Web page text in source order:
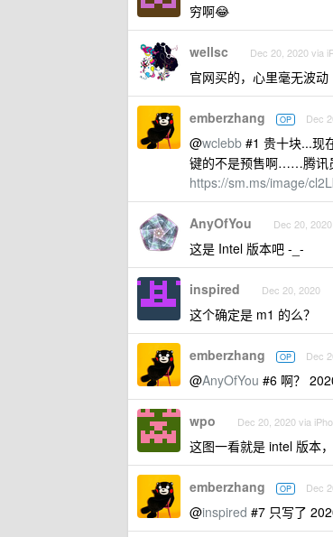
穷啊😂
wellsc Dec 20, 2020 via
官网买的，心里毫无波动
emberzhang OP Dec
@wclebb #1 贵十块...现
键的不是预售啊……腾讯
https://sm.ms/image/
AnyOfYou Dec 20, 2020
这是 Intel 版本吧 -_-
inspired Dec 20, 2020
这个确定是 m1 的么？
emberzhang OP Dec
@AnyOfYou #6 啊？
wpo Dec 20, 2020 via
这图一看就是 intel 版本
emberzhang OP Dec
@inspired #7 只写了